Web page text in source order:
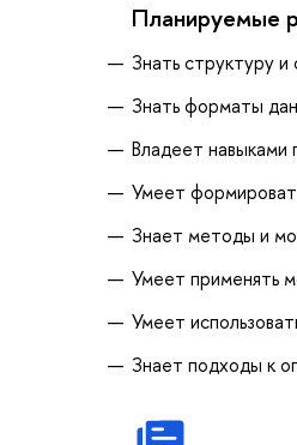
Планируемые
Знать структуру и
Знать форматы
Владеет навыками
Умеет
Знает методы и
Умеет применять
Умеет
Знает подходы к